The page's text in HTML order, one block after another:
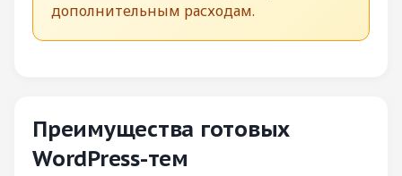
дополнительным расходам.
Преимущества готовых
WordPress-тем